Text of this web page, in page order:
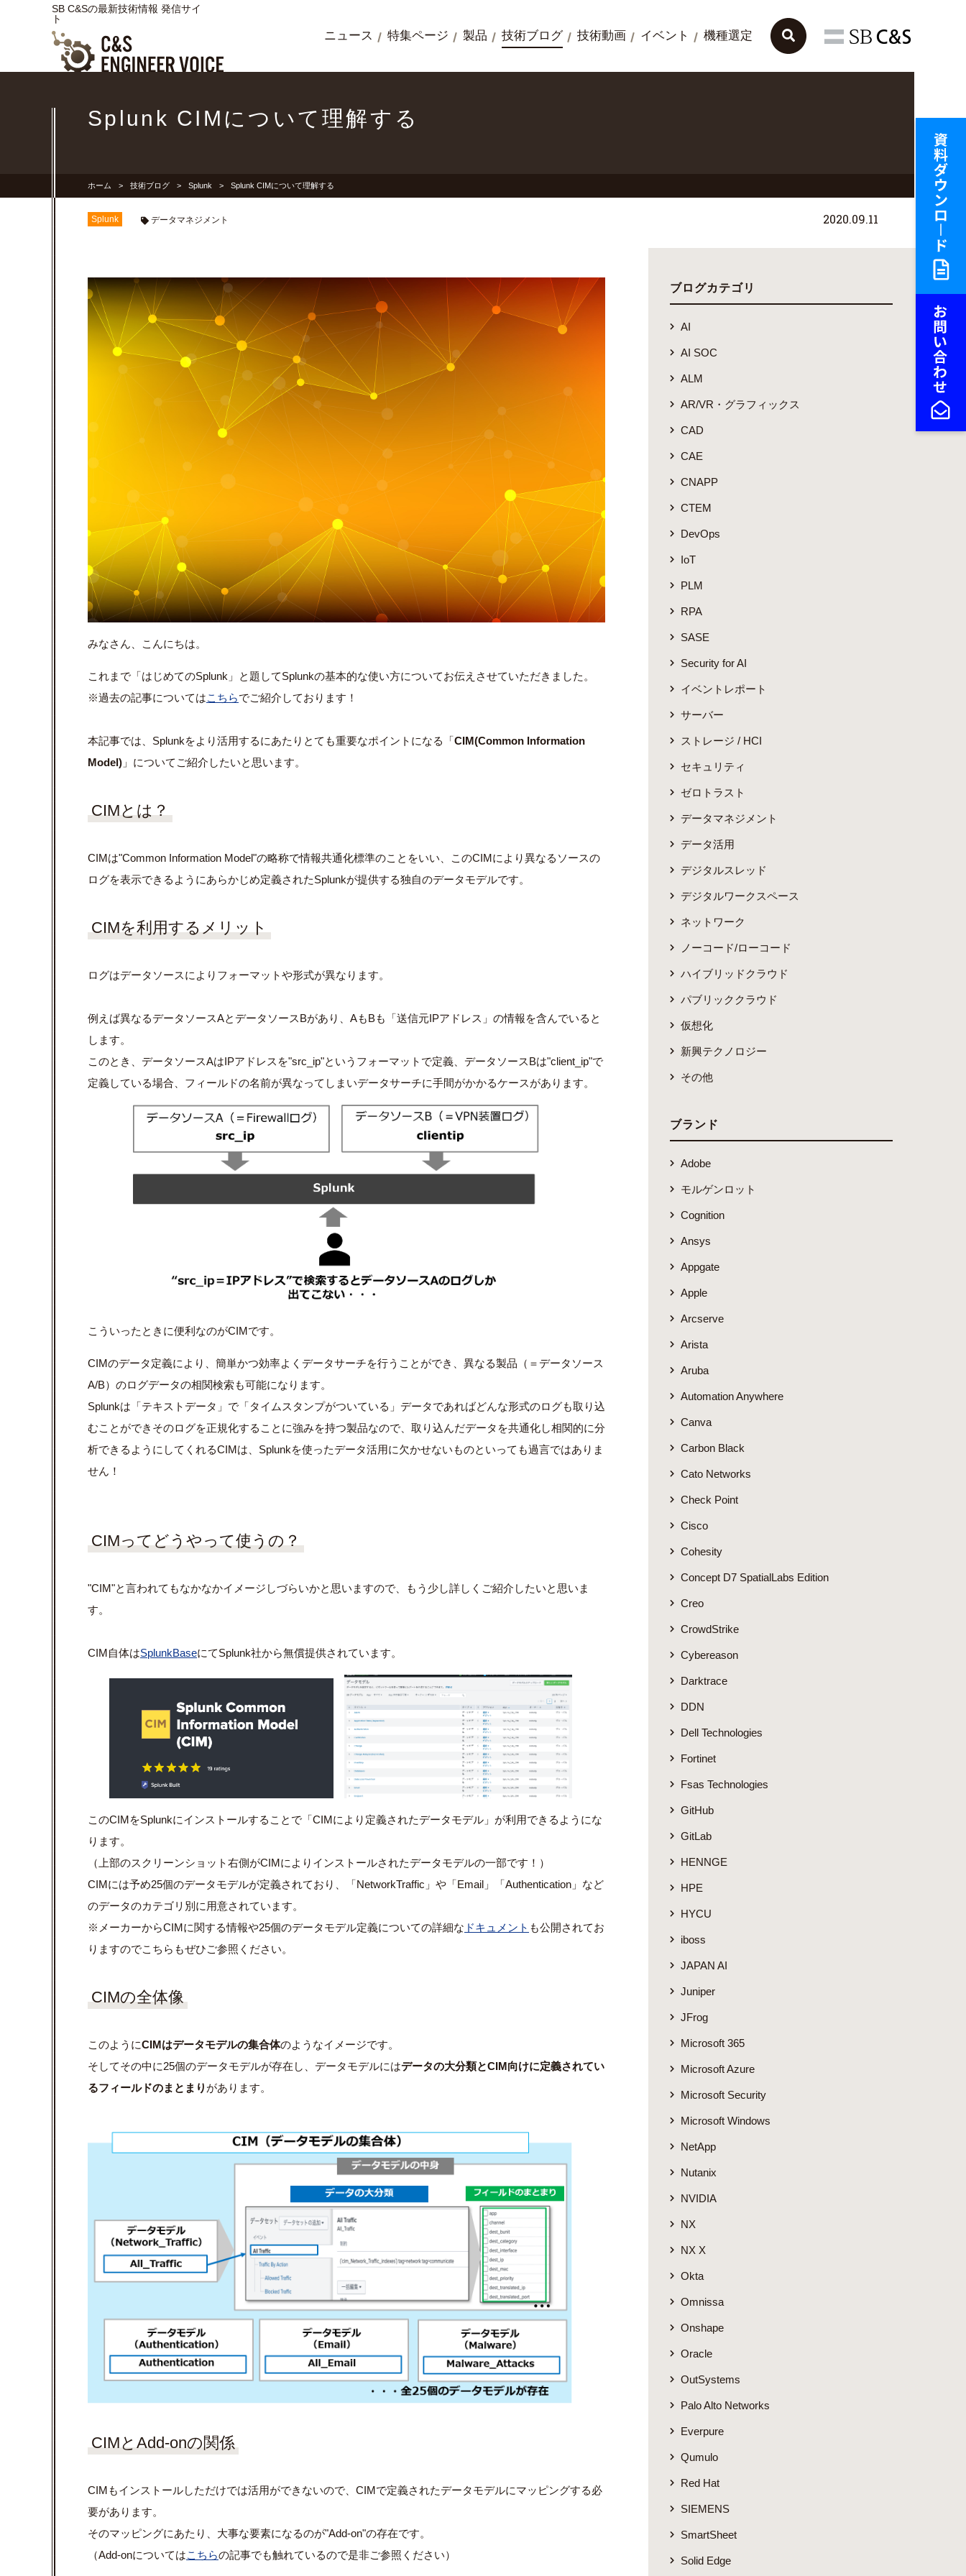
SB C&Sの最新技術情報 発信サイ
ト
ニュース 特集ページ 製品 技術ブログ 技術動画 イベント 機種選定
Splunk CIMについて理解する
ホーム 技術ブログ Splunk Splunk CIMについて理解する
Splunk データマネジメント 2020.09.11
みなさん、こんにちは。
これまで「はじめてのSplunk」と題してSplunkの基本的な使い方についてお伝えさせていただきました。
※過去の記事についてはこちらでご紹介しております！
本記事では、Splunkをより活用するにあたりとても重要なポイントになる「CIM(Common Information
Model) 」についてご紹介したいと思います。
CIMとは？
CIMは"Common Information Model"の略称で情報共通化標準のことをいい、このCIMにより異なるソースの
ログを表示できるようにあらかじめ定義されたSplunkが提供する独自のデータモデルです。
CIMを利用するメリット
ログはデータソースによりフォーマットや形式が異なります。
例えば異なるデータソースAとデータソースBがあり、AもBも「送信元IPアドレス」の情報を含んでいると
します。
このとき、データソースAはIPアドレスを"src_ip"というフォーマットで定義、データソースBは"client_ip"で
定義している場合、フィールドの名前が異なってしまいデータサーチに手間がかかるケースがあります。
こういったときに便利なのがCIMです。
CIMのデータ定義により、簡単かつ効率よくデータサーチを行うことができ、異なる製品（＝データソース
A/B）のログデータの相関検索も可能になります。
Splunkは「テキストデータ」で「タイムスタンプがついている」データであればどんな形式のログも取り込
むことができそのログを正規化することに強みを持つ製品なので、取り込んだデータを共通化し相関的に分
析できるようにしてくれるCIMは、Splunkを使ったデータ活用に欠かせないものといっても過言ではありま
せん！
CIMってどうやって使うの？
"CIM"と言われてもなかなかイメージしづらいかと思いますので、もう少し詳しくご紹介したいと思いま
す。
CIM自体はSplunkBaseにてSplunk社から無償提供されています。
このCIMをSplunkにインストールすることで「CIMにより定義されたデータモデル」が利用できるようにな
ります。
（上部のスクリーンショット右側がCIMによりインストールされたデータモデルの一部です！）
CIMには予め25個のデータモデルが定義されており、「NetworkTraffic」や「Email」「Authentication」など
のデータのカテゴリ別に用意されています。
※メーカーからCIMに関する情報や25個のデータモデル定義についての詳細な ドキュメント も公開されてお
りますのでこちらもぜひご参照ください。
CIMの全体像
このようにCIMはデータモデルの集合体のようなイメージです。
そしてその中に25個のデータモデルが存在し、データモデルにはデータの大分類とCIM向けに定義されてい
るフィールドのまとまり があります。
CIMとAdd-onの関係
CIMもインストールしただけでは活用ができないので、CIMで定義されたデータモデルにマッピングする必
要があります。
そのマッピングにあたり、大事な要素になるのが"Add-on"の存在です。
（Add-onについてはこちらの記事でも触れているので是非ご参照ください）
ブログカテゴリ
AI
AI SOC
ALM
AR/VR・グラフィックス
CAD
CAE
CNAPP
CTEM
DevOps
IoT
PLM
RPA
SASE
Security for AI
イベントレポート
サーバー
ストレージ / HCI
セキュリティ
ゼロトラスト
データマネジメント
データ活用
デジタルスレッド
デジタルワークスペース
ネットワーク
ノーコード/ローコード
ハイブリッドクラウド
パブリッククラウド
仮想化
新興テクノロジー
その他
ブランド
Adobe
モルゲンロット
Cognition
Ansys
Appgate
Apple
Arcserve
Arista
Aruba
Automation Anywhere
Canva
Carbon Black
Cato Networks
Check Point
Cisco
Cohesity
Concept D7 SpatialLabs Edition
Creo
CrowdStrike
Cybereason
Darktrace
DDN
Dell Technologies
Fortinet
Fsas Technologies
GitHub
GitLab
HENNGE
HPE
HYCU
iboss
JAPAN AI
Juniper
JFrog
Microsoft 365
Microsoft Azure
Microsoft Security
Microsoft Windows
NetApp
Nutanix
NVIDIA
NX
NX X
Okta
Omnissa
Onshape
Oracle
OutSystems
Palo Alto Networks
Everpure
Qumulo
Red Hat
SIEMENS
SmartSheet
Solid Edge